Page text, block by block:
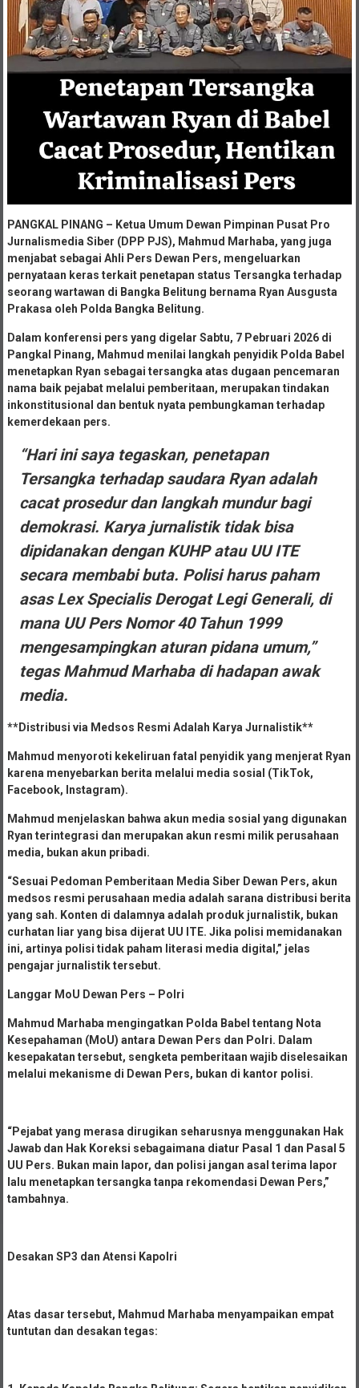
PANGKAL PINANG – Ketua Umum Dewan Pimpinan Pusat Pro
Jurnalismedia Siber (DPP PJS), Mahmud Marhaba, yang juga
menjabat sebagai Ahli Pers Dewan Pers, mengeluarkan
pernyataan keras terkait penetapan status Tersangka terhadap
seorang wartawan di Bangka Belitung bernama Ryan Ausgusta
Prakasa oleh Polda Bangka Belitung.
Dalam konferensi pers yang digelar Sabtu, 7 Pebruari 2026 di
Pangkal Pinang, Mahmud menilai langkah penyidik Polda Babel
menetapkan Ryan sebagai tersangka atas dugaan pencemaran
nama baik pejabat melalui pemberitaan, merupakan tindakan
inkonstitusional dan bentuk nyata pembungkaman terhadap
kemerdekaan pers.
“Hari ini saya tegaskan, penetapan
Tersangka terhadap saudara Ryan adalah
cacat prosedur dan langkah mundur bagi
demokrasi. Karya jurnalistik tidak bisa
dipidanakan dengan KUHP atau UU ITE
secara membabi buta. Polisi harus paham
asas Lex Specialis Derogat Legi Generali, di
mana UU Pers Nomor 40 Tahun 1999
mengesampingkan aturan pidana umum,”
tegas Mahmud Marhaba di hadapan awak
media.
**Distribusi via Medsos Resmi Adalah Karya Jurnalistik**
Mahmud menyoroti kekeliruan fatal penyidik yang menjerat Ryan
karena menyebarkan berita melalui media sosial (TikTok,
Facebook, Instagram).
Mahmud menjelaskan bahwa akun media sosial yang digunakan
Ryan terintegrasi dan merupakan akun resmi milik perusahaan
media, bukan akun pribadi.
“Sesuai Pedoman Pemberitaan Media Siber Dewan Pers, akun
medsos resmi perusahaan media adalah sarana distribusi berita
yang sah. Konten di dalamnya adalah produk jurnalistik, bukan
curhatan liar yang bisa dijerat UU ITE. Jika polisi memidanakan
ini, artinya polisi tidak paham literasi media digital,” jelas
pengajar jurnalistik tersebut.
Langgar MoU Dewan Pers – Polri
Mahmud Marhaba mengingatkan Polda Babel tentang Nota
Kesepahaman (MoU) antara Dewan Pers dan Polri. Dalam
kesepakatan tersebut, sengketa pemberitaan wajib diselesaikan
melalui mekanisme di Dewan Pers, bukan di kantor polisi.
“Pejabat yang merasa dirugikan seharusnya menggunakan Hak
Jawab dan Hak Koreksi sebagaimana diatur Pasal 1 dan Pasal 5
UU Pers. Bukan main lapor, dan polisi jangan asal terima lapor
lalu menetapkan tersangka tanpa rekomendasi Dewan Pers,”
tambahnya.
Desakan SP3 dan Atensi Kapolri
Atas dasar tersebut, Mahmud Marhaba menyampaikan empat
tuntutan dan desakan tegas: